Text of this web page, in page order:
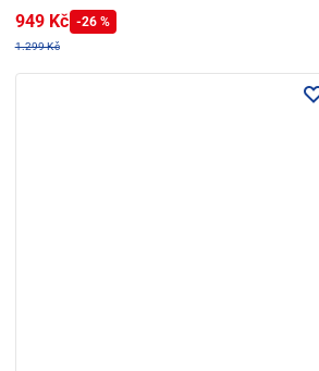
949 Kč -26 %
1.299 Kč